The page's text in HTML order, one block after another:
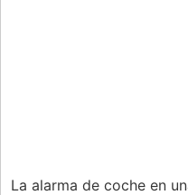
La alarma de coche en